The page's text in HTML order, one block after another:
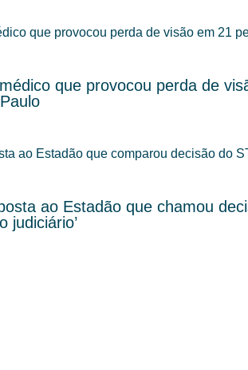
que provocou perda de
ao Estadão que chamou
judiciário’